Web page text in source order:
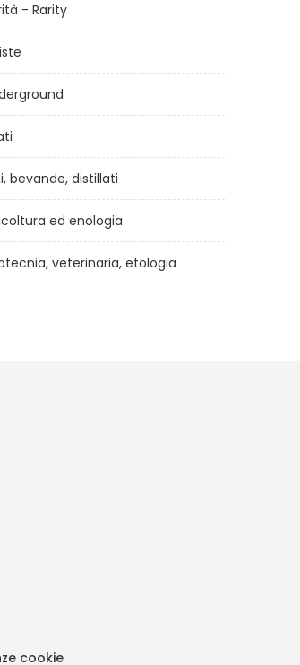
di Alberto Girardi
€18,00
- Rarity
bevande, distillati
ed enologia
veterinaria, etologia
cookie